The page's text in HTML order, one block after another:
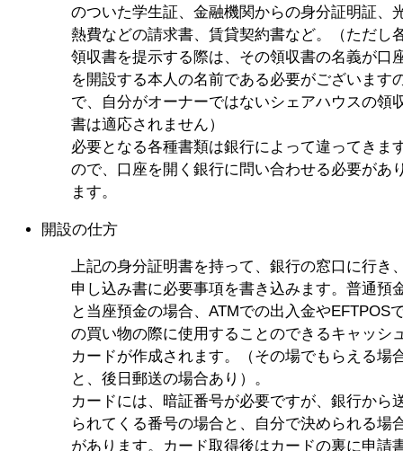
のついた学生証、金融機関からの身分証明証、
熱費などの請求書、賃貸契約書など。（ただし
領収書を提示する際は、その領収書の名義が口
を開設する本人の名前である必要がございます
で、自分がオーナーではないシェアハウスの領
書は適応されません）
必要となる各種書類は銀行によって違ってきま
ので、口座を開く銀行に問い合わせる必要があ
ます。
開設の仕方
上記の身分証明書を持って、銀行の窓口に行き
申し込み書に必要事項を書き込みます。普通預
と当座預金の場合、ATMでの出入金やEFTPOS
の買い物の際に使用することのできるキャッシ
カードが作成されます。（その場でもらえる場
と、後日郵送の場合あり）。
カードには、暗証番号が必要ですが、銀行から
られてくる番号の場合と、自分で決められる場
があります。カード取得後はカードの裏に申請